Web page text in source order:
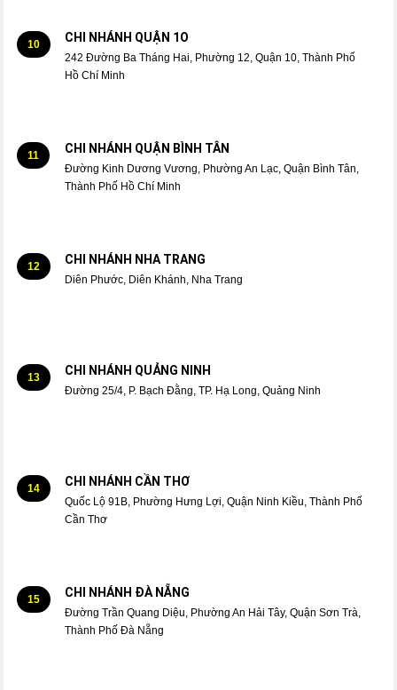
10 CHI NHÁNH QUẬN 1O
242 Đường Ba Tháng Hai, Phường 12, Quận 10, Thành Phố
Hồ Chí Minh
11 CHI NHÁNH QUẬN BÌNH TÂN
Đường Kinh Dương Vương, Phường An Lạc, Quận Bình Tân,
Thành Phố Hồ Chí Minh
12 CHI NHÁNH NHA TRANG
Diên Phước, Diên Khánh, Nha Trang
13 CHI NHÁNH QUẢNG NINH
Đường 25/4, P. Bạch Đằng, TP. Hạ Long, Quảng Ninh
14 CHI NHÁNH CẦN THƠ
Quốc Lộ 91B, Phường Hưng Lợi, Quận Ninh Kiều, Thành Phố
Cần Thơ
15 CHI NHÁNH ĐÀ NẴNG
Đường Trần Quang Diệu, Phường An Hải Tây, Quận Sơn Trà,
Thành Phố Đà Nẵng